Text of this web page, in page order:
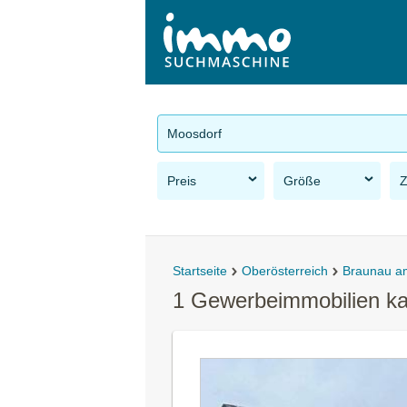
Moosdorf
Preis Größe
Startseite Oberösterreich Braunau
1 Gewerbeimmobilien